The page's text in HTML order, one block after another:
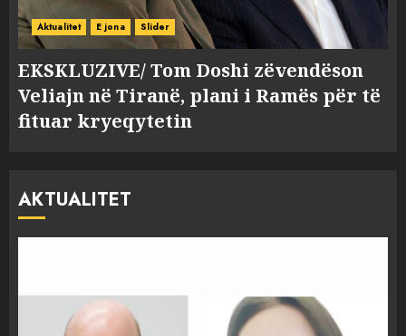
Aktualitet E jona Slider
EKSKLUZIVE/ Tom Doshi zëvendëson
Veliajn në Tiranë, plani i Ramës për të
fituar kryeqytetin
AKTUALITET